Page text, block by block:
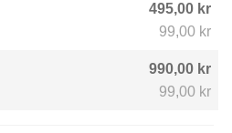
495,00 kr
99,00 kr
990,00 kr
99,00 kr